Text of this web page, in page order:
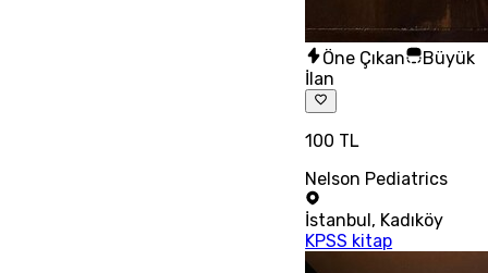
Öne Çıkan
Büyük
İlan
100 TL
Nelson Pediatrics
İstanbul, Kadıköy
KPSS kitap